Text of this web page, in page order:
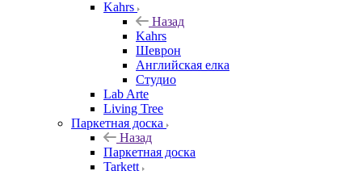
Kahrs
Назад
Kahrs
Шеврон
Английская елка
Студио
Lab Arte
Living Tree
Паркетная доска
Назад
Паркетная доска
Tarkett